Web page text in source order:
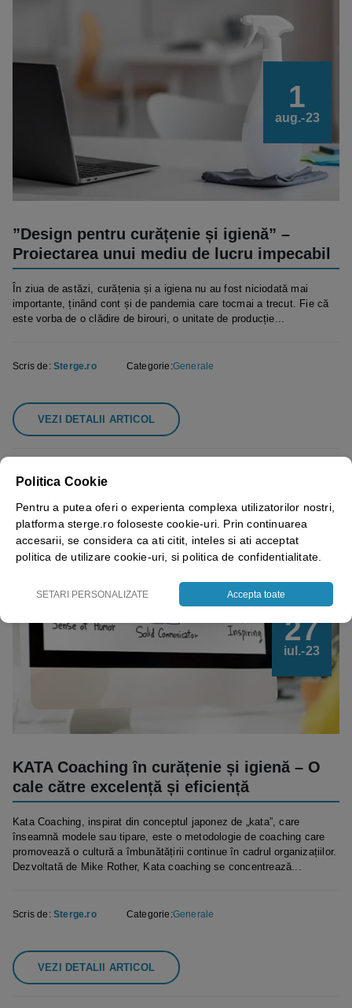
1
aug.-23
”Design pentru curățenie și igienă” –
Proiectarea unui mediu de lucru impecabil
În ziua de astăzi, curățenia și a igiena nu au fost niciodată mai
importante, ținând cont și de pandemia care tocmai a trecut. Fie că
este vorba de o clădire de birouri, o unitate de producție...
Scris de: Sterge.ro Categorie:Generale
VEZI DETALII ARTICOL
27
iul.-23
KATA Coaching în curățenie și igienă – O
cale către excelență și eficiență
Kata Coaching, inspirat din conceptul japonez de „kata”, care
înseamnă modele sau tipare, este o metodologie de coaching care
promovează o cultură a îmbunătățirii continue în cadrul organizațiilor.
Dezvoltată de Mike Rother, Kata coaching se concentrează...
Scris de: Sterge.ro Categorie:Generale
VEZI DETALII ARTICOL
Politica Cookie
Pentru a putea oferi o experienta complexa utilizatorilor nostri,
platforma sterge.ro foloseste cookie-uri. Prin continuarea
accesarii, se considera ca ati citit, inteles si ati acceptat
politica de utilizare cookie-uri, si politica de confidentialitate.
SETARI PERSONALIZATE Accepta toate